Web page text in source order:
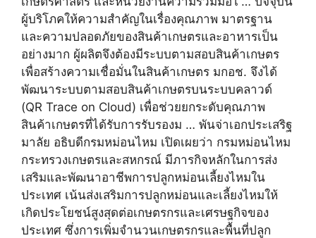
ผู้บริโภคให้ความสำคัญในเรื่องคุณภาพ มาตรฐาน
และความปลอดภัยของสินค้าเกษตรและอาหารเป็น
อย่างมาก ผู้ผลิตจึงต้องมีระบบตามสอบสินค้าเกษตร
เพื่อสร้างความเชื่อมั่นในสินค้าเกษตร มกอช. จึงได้
พัฒนาระบบตามสอบสินค้าเกษตรบนระบบคลาวด์
(QR Trace on Cloud) เพื่อช่วยยกระดับคุณภาพ
สินค้าเกษตรที่ได้รับการรับรองม … พันจ่าเอกประเสริฐ
มาลัย อธิบดีกรมหม่อนไหม เปิดเผยว่า กรมหม่อนไหม
กระทรวงเกษตรและสหกรณ์ มีภารกิจหลักในการส่ง
เสริมและพัฒนาอาชีพการปลูกหม่อนเลี้ยงไหมใน
ประเทศ เน้นส่งเสริมการปลูกหม่อนและเลี้ยงไหมให้
เกิดประโยชน์สูงสุดต่อเกษตรกรและเศรษฐกิจของ
ประเทศ ซึ่งการเพิ่มจำนวนเกษตรกรและพื้นที่ปลูก